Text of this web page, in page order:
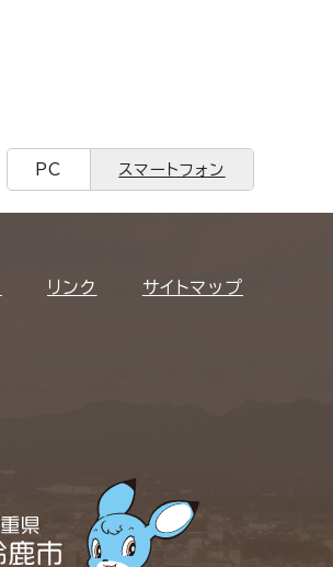
PC スマートフォン
リンク サイトマップ